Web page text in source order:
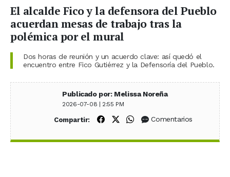
El alcalde Fico y la defensora del Pueblo
acuerdan mesas de trabajo tras la
polémica por el mural
Dos horas de reunión y un acuerdo clave: así quedó el
encuentro entre Fico Gutiérrez y la Defensoría del Pueblo.
Publicado por: Melissa Noreña
2026-07-08 | 2:55 PM
Compartir: Compartir en Facebook
Compartir en X (Twitter)
Compartir en WhatsApp
Comentarios